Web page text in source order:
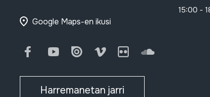
Google Maps-en ikusi
FacebookYoutubeIssuu Vimeo FlickrSoundCloud
Harremanetan jarri
15:00 -